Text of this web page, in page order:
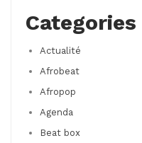
Categories
Actualité
Afrobeat
Afropop
Agenda
Beat box